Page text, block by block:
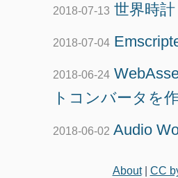
2018-07-13 世界時
2018-07-04
2018-06-24
トコンバータを
2018-06-02 Audio
About| CC